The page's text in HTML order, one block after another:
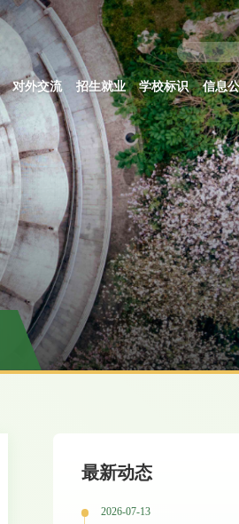
对外交流 招生就业 学校标识 信息
最新动态
2026-07-13